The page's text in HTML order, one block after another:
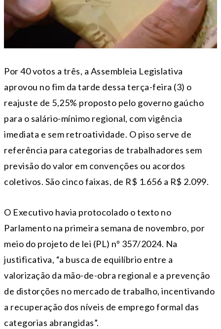
Por 40 votos a três, a Assembleia Legislativa
aprovou no fim da tarde dessa terça-feira (3) o
reajuste de 5,25% proposto pelo governo gaúcho
para o salário-mínimo regional, com vigência
imediata e sem retroatividade. O piso serve de
referência para categorias de trabalhadores sem
previsão do valor em convenções ou acordos
coletivos. São cinco faixas, de R$ 1.656 a R$ 2.099.
O Executivo havia protocolado o texto no
Parlamento na primeira semana de novembro, por
meio do projeto de lei (PL) nº 357/2024. Na
justificativa, “a busca de equilíbrio entre a
valorização da mão-de-obra regional e a prevenção
de distorções no mercado de trabalho, incentivando
a recuperação dos níveis de emprego formal das
categorias abrangidas”.